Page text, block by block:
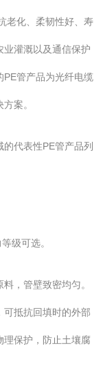
老化、柔韧性好、寿
灌溉以及通信保护
PE管产品为光纤电缆
案。
代表性PE管产品列
级可选。
，管壁致密均匀。
抵抗回填时的外部
理保护，防止土壤腐